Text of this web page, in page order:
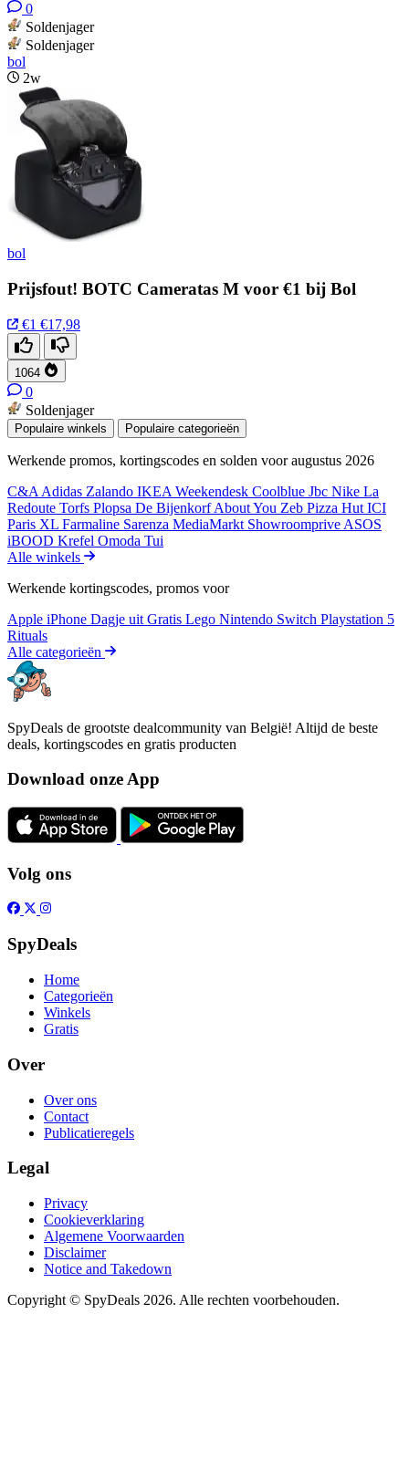
0
Soldenjager
Soldenjager
bol
2w
bol
Prijsfout! BOTC Cameratas M voor €1 bij Bol
€1 €17,98
1064
0
Soldenjager
Populaire winkels Populaire categorieën
Werkende promos, kortingscodes en solden voor augustus 2026
C&A Adidas Zalando IKEA Weekendesk Coolblue Jbc Nike La
Redoute Torfs Plopsa De BijenkorfAbout You Zeb Pizza Hut ICI
Paris XL Farmaline Sarenza MediaMarkt Showroomprive ASOS
iBOOD Krefel Omoda Tui
Alle winkels
Werkende kortingscodes, promos voor
Apple iPhone Dagje uit Gratis Lego Nintendo Switch Playstation 5
Rituals
Alle categorieën
SpyDeals de grootste dealcommunity van België! Altijd de beste
deals, kortingscodes en gratis producten
Download onze App
Volg ons
SpyDeals
Home
Categorieën
Winkels
Gratis
Over
Over ons
Contact
Publicatieregels
Legal
Privacy
Cookieverklaring
Algemene Voorwaarden
Disclaimer
Notice and Takedown
Copyright © SpyDeals 2026. Alle rechten voorbehouden.